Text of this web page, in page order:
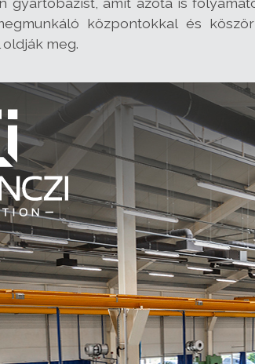
központokkal és
meg.